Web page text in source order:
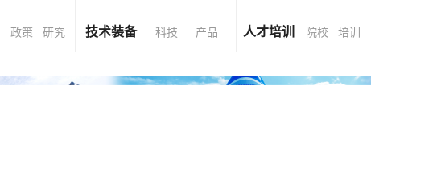
政策 研究 技术装备 科技 产品 人才培训 院校 培训